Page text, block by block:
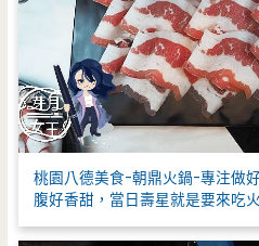
桃園八德美食-朝鼎火鍋-專注做
腹好香甜，當日壽星就是要來吃